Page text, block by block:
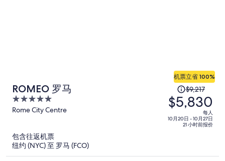
ROMEO 罗马
5
out
5
Rome City Centre
机票立省 100%
价
为
每
现
$9,217
$5,830
每人
10月20日 - 10月27日
21 小时前报价
包含往返机票
纽约 (NYC) 至 罗马 (FCO)